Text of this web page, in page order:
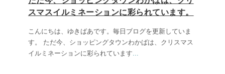
スマスイルミネーションに彩られています。
こんにちは、ゆきばあです。毎日ブログを更新していま
す。 ただ今、ショッピングタウンわかばは、クリスマス
イルミネーションに彩られています...